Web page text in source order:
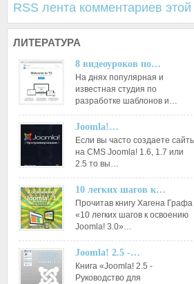
RSS лента комментариев этой
ЛИТЕРАТУРА
8 видеоуроков по…
На днях популярная и
известная студия по
разработке шаблонов и…
Joomla!…
Если вы часто создаете
на CMS Joomla! 1.6, 1.7 или
2.5 то вы…
10 легких шагов к…
Прочитав книгу Хагена Графа
«10 легких шагов к освоению
Joomla! 3.0»…
Joomla! 2.5 -…
Книга «Joomla! 2.5 -
Руководство для